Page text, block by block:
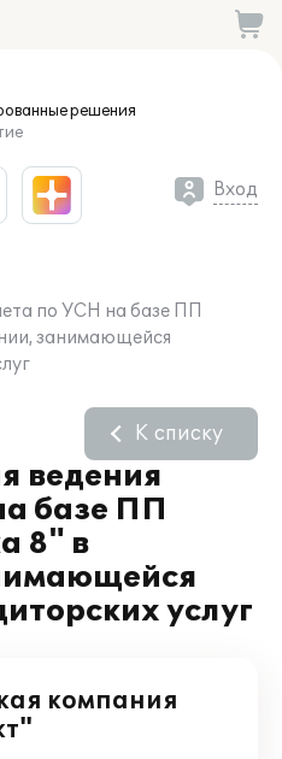
решения
Вход
по УСН на базе ПП
занимающейся
ведения
базе ПП
8" в
услуг
К списку
компания